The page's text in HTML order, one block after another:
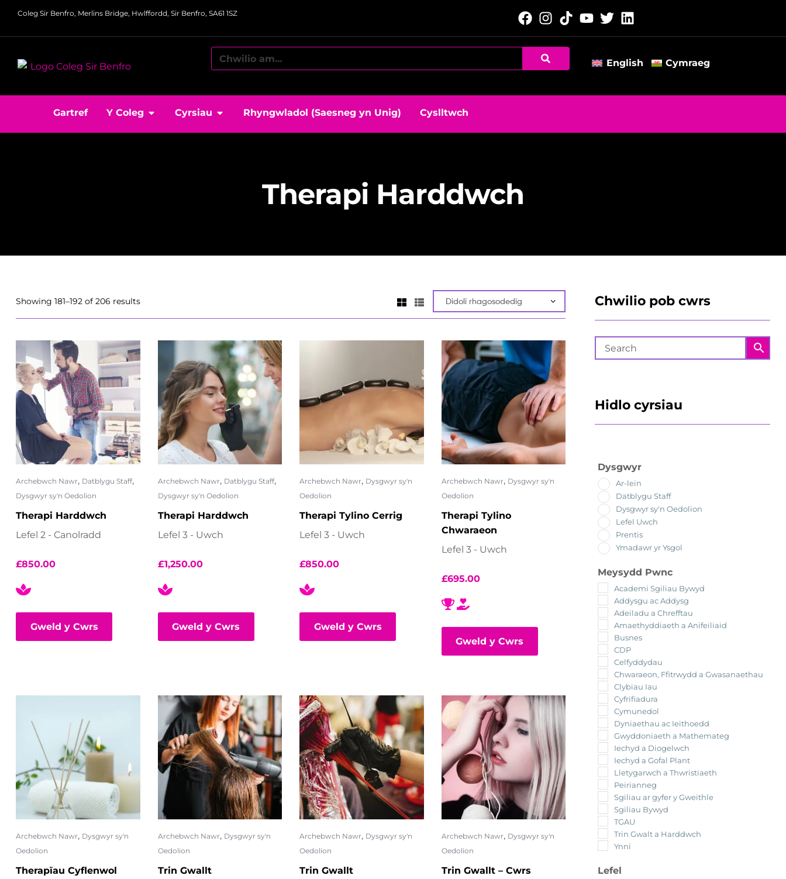
Coleg Sir Benfro, Merlins Bridge, Hwlffordd, Sir Benfro, SA61 1SZ
English Cymraeg
Gartref Y Coleg Cyrsiau Rhyngwladol (Saesneg yn Unig) Cyslltwch
Therapi Harddwch
Showing 181–192 of 206 results
Archebwch Nawr, Datblygu Staff,
Dysgwyr sy'n Oedolion
Therapi Harddwch
Lefel 2 - Canolradd
£850.00
Gweld y Cwrs
Archebwch Nawr, Datblygu Staff,
Dysgwyr sy'n Oedolion
Therapi Harddwch
Lefel 3 - Uwch
£1,250.00
Gweld y Cwrs
Archebwch Nawr, Dysgwyr sy'n
Oedolion
Therapi Tylino Cerrig
Lefel 3 - Uwch
£850.00
Gweld y Cwrs
Archebwch Nawr, Dysgwyr sy'n
Oedolion
Therapi Tylino
Chwaraeon
Lefel 3 - Uwch
£695.00
Gweld y Cwrs
Archebwch Nawr, Dysgwyr sy'n
Oedolion
Therapïau Cyflenwol
Archebwch Nawr, Dysgwyr sy'n
Oedolion
Trin Gwallt
Archebwch Nawr, Dysgwyr sy'n
Oedolion
Trin Gwallt
Archebwch Nawr, Dysgwyr sy'n
Oedolion
Trin Gwallt – Cwrs
Chwilio pob cwrs
Hidlo cyrsiau
Dysgwyr
Ar-lein
Datblygu Staff
Dysgwyr sy'n Oedolion
Lefel Uwch
Prentis
Ymadawr yr Ysgol
Meysydd Pwnc
Academi Sgiliau Bywyd
Addysgu ac Addysg
Adeiladu a Chrefftau
Amaethyddiaeth a Anifeiliaid
Busnes
CDP
Celfyddydau
Chwaraeon, Ffitrwydd a Gwasanaethau
Clybiau Iau
Cyfrifiadura
Cymunedol
Dyniaethau ac Ieithoedd
Gwyddoniaeth a Mathemateg
Iechyd a Diogelwch
Iechyd a Gofal Plant
Lletygarwch a Thwristiaeth
Peirianneg
Sgiliau ar gyfer y Gweithle
Sgiliau Bywyd
TGAU
Trin Gwalt a Harddwch
Ynni
Lefel